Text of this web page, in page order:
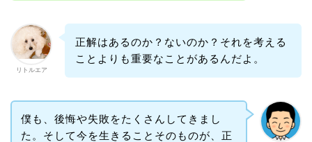
リトルエア
正解はあるのか？ないのか？それを考える
ことよりも重要なことがあるんだよ。
僕も、後悔や失敗をたくさんしてきまし
た。そして今を生きることそのものが、正